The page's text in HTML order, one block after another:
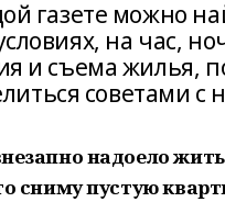
газете можно
на час,
и съема жилья,
советами
надоело
сниму пустую